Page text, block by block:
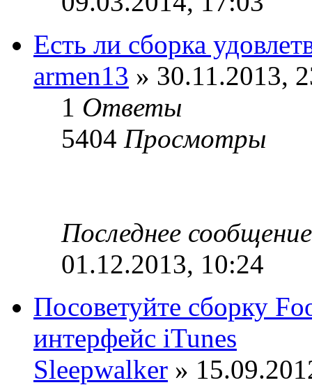
Есть ли сборка
armen13 » 30.11.2013,
1 Ответы
5404 Просмотры
Последнее
01.12.2013, 10:24
Посоветуйте сборку
интерфейс iTunes
Sleepwalker »